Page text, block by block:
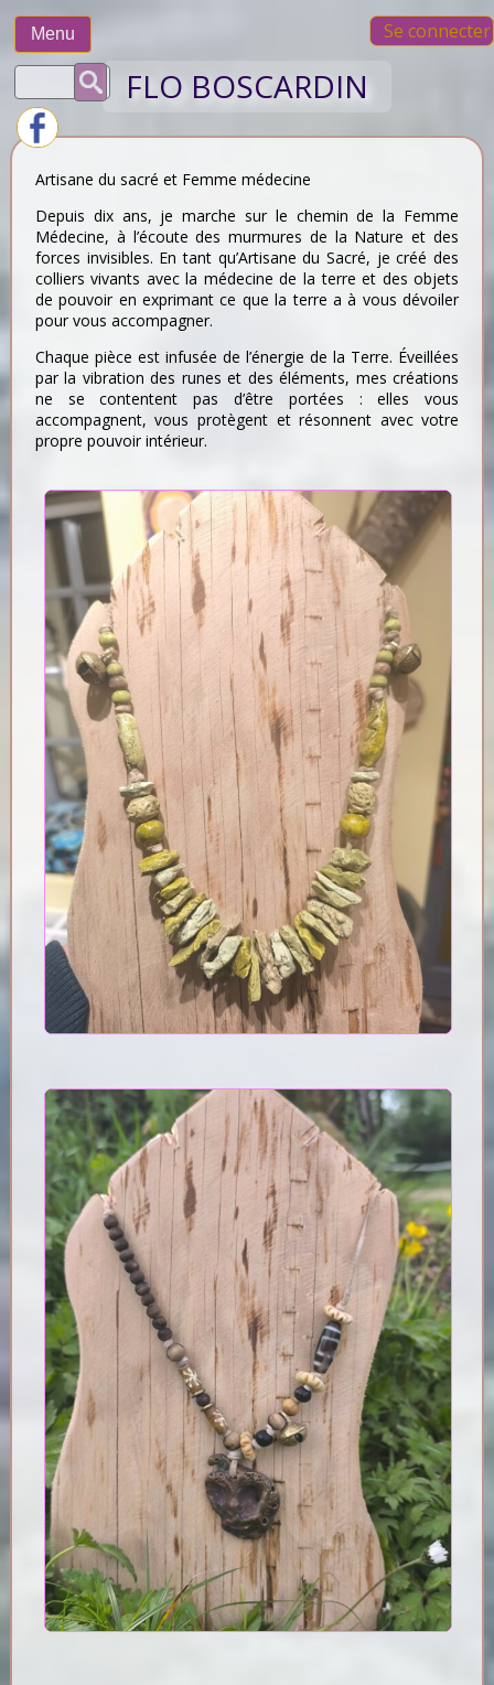
Menu Se connecter
Rechercher : FLO BOSCARDIN
Artisane du sacré et Femme médecine
Depuis dix ans, je marche sur le chemin de la Femme
Médecine, à l’écoute des murmures de la Nature et des
forces invisibles. En tant qu’Artisane du Sacré, je créé des
colliers vivants avec la médecine de la terre et des objets
de pouvoir en exprimant ce que la terre a à vous dévoiler
pour vous accompagner.
Chaque pièce est infusée de l’énergie de la Terre. Éveillées
par la vibration des runes et des éléments, mes créations
ne se contentent pas d’être portées : elles vous
accompagnent, vous protègent et résonnent avec votre
propre pouvoir intérieur.